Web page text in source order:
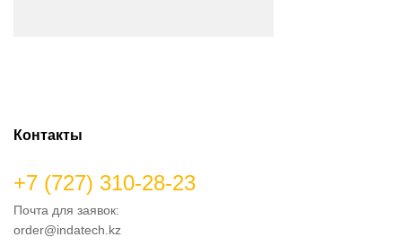
Контакты
+7 (727) 310-28-23
Почта для заявок:
order@indatech.kz